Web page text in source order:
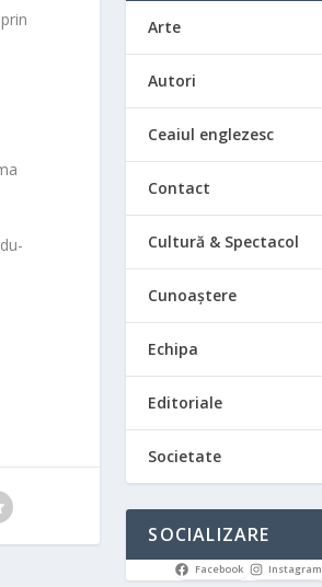
Arte
Autori
Ceaiul englezesc
Contact
Cultură & Spectacol
Cunoaștere
Echipa
Editoriale
Societate
SOCIALIZARE
Facebook Instagram